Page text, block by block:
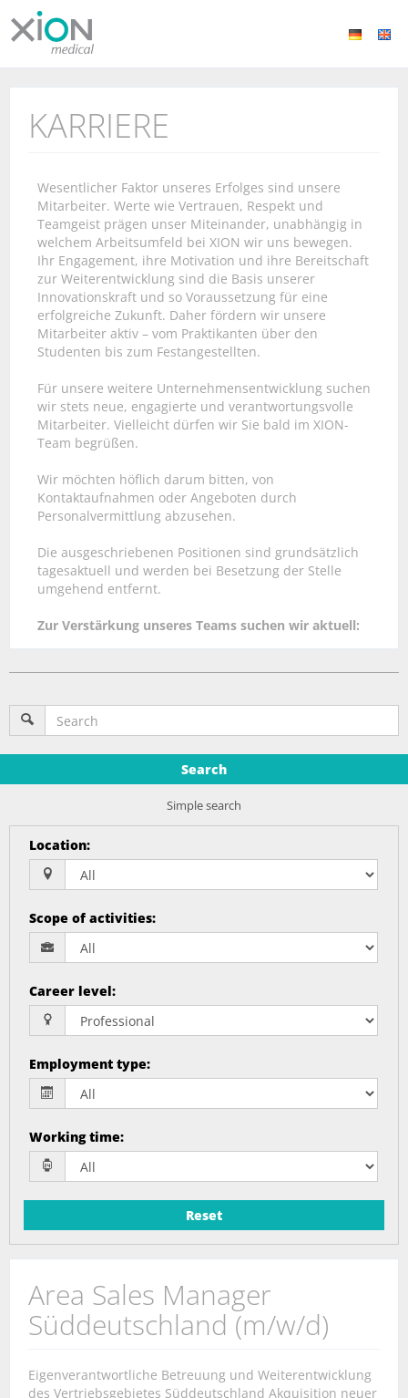
KARRIERE
Wesentlicher Faktor unseres Erfolges sind unsere
Mitarbeiter. Werte wie Vertrauen, Respekt und
Teamgeist prägen unser Miteinander, unabhängig in
welchem Arbeitsumfeld bei XION wir uns bewegen.
Ihr Engagement, ihre Motivation und ihre Bereitschaft
zur Weiterentwicklung sind die Basis unserer
Innovationskraft und so Voraussetzung für eine
erfolgreiche Zukunft. Daher fördern wir unsere
Mitarbeiter aktiv – vom Praktikanten über den
Studenten bis zum Festangestellten.
Für unsere weitere Unternehmensentwicklung suchen
wir stets neue, engagierte und verantwortungsvolle
Mitarbeiter. Vielleicht dürfen wir Sie bald im XION-
Team begrüßen.
Wir möchten höflich darum bitten, von
Kontaktaufnahmen oder Angeboten durch
Personalvermittlung abzusehen.
Die ausgeschriebenen Positionen sind grundsätzlich
tagesaktuell und werden bei Besetzung der Stelle
umgehend entfernt.
Zur Verstärkung unseres Teams suchen wir aktuell:
Search
Simple search
Location:
Scope of activities:
Career level:
Employment type:
Working time:
Reset
Area Sales Manager
Süddeutschland (m/w/d)
Eigenverantwortliche Betreuung und Weiterentwicklung
des Vertriebsgebietes Süddeutschland Akquisition neuer